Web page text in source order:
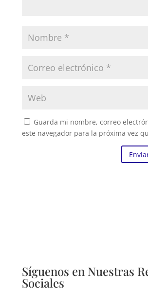
Guarda mi nombre, correo
este navegador para la próxima vez
Síguenos en Nuestras
Sociales